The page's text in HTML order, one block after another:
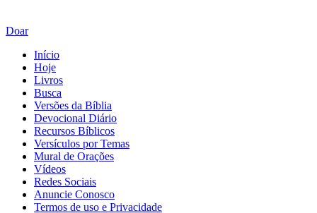
Doar
Início
Hoje
Livros
Busca
Versões da Bíblia
Devocional Diário
Recursos Bíblicos
Versículos por Temas
Mural de Orações
Vídeos
Redes Sociais
Anuncie Conosco
Termos de uso e Privacidade